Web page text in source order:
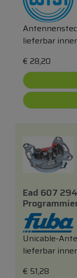
lieferbar
€ 28,20
Ead 607
Unicable-
lieferbar
€ 51,28